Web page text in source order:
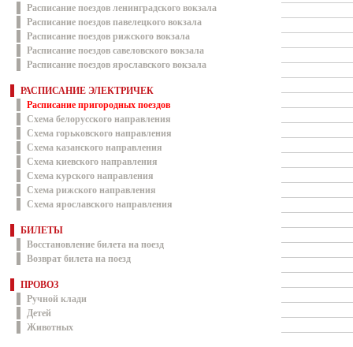
Расписание поездов ленинградского вокзала
Расписание поездов павелецкого вокзала
Расписание поездов рижского вокзала
Расписание поездов савеловского вокзала
Расписание поездов ярославского вокзала
РАСПИСАНИЕ ЭЛЕКТРИЧЕК
Расписание пригородных поездов
Схема белорусского направления
Схема горьковского направления
Схема казанского направления
Схема киевского направления
Схема курского направления
Схема рижского направления
Схема ярославского направления
БИЛЕТЫ
Восстановление билета на поезд
Возврат билета на поезд
ПРОВОЗ
Ручной клади
Детей
Животных